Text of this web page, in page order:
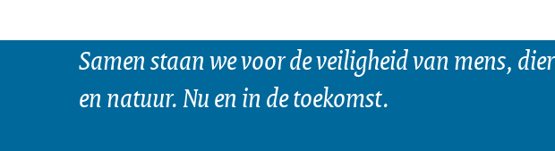
Samen staan we voor de veiligheid van mens, dier
en natuur. Nu en in de toekomst.